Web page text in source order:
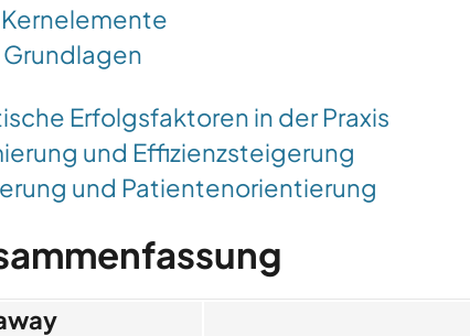
Erfolgsfaktoren in der Praxis
und Effizienzsteigerung
und Patientenorientierung